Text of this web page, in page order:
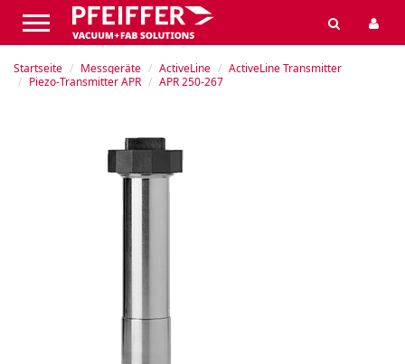
Startseite Messgeräte ActiveLine
ActiveLine Transmitter
Piezo-Transmitter APR
APR 250-267